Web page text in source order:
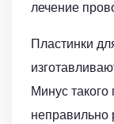
лечение
Пластинки
Минус
неправильно